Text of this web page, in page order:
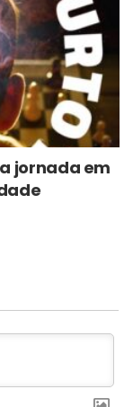
jornada em